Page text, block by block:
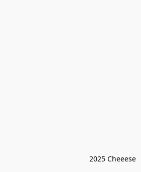
2025 Cheeese